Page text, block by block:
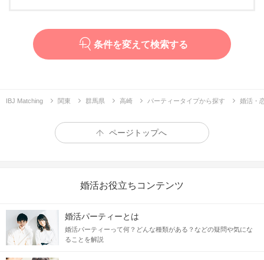
条件を変えて検索する
IBJ Matching 関東 群馬県 高崎 パーティータイプから探す 婚活・
ページトップへ
婚活お役立ちコンテンツ
婚活パーティーとは
婚活パーティーって何？どんな種類がある？などの疑問や気にな
ることを解説